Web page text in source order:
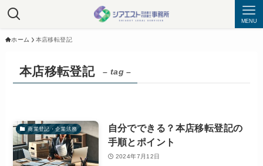
MENU
ホーム 本店移転登記
本店移転登記 – tag –
商業登記・企業法務
自分でできる？本店移転登記の
手順とポイント
2024年7月12日